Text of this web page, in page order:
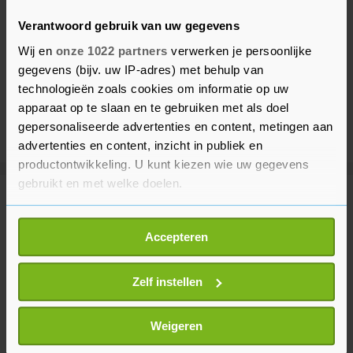
Verantwoord gebruik van uw gegevens
Wij en onze 1022 partners verwerken je persoonlijke
gegevens (bijv. uw IP-adres) met behulp van
technologieën zoals cookies om informatie op uw
apparaat op te slaan en te gebruiken met als doel
gepersonaliseerde advertenties en content, metingen aan
advertenties en content, inzicht in publiek en
productontwikkeling. U kunt kiezen wie uw gegevens
gebruikt en met welke doelen.
Als u het toestaat, willen we ook graag:
Informatie verzamelen over uw geografische
locatie, die tot een paar meter nauwkeurig kan zijn
Uw apparaat identificeren door het actief te
scannen op specifieke eigenschappen (fingerprinting)
Lees meer over hoe uw persoonlijke gegevens worden
verwerkt en stel uw voorkeuren in het
Accepteren
Zelf instellen
Weigeren
Meer uit Voetbal
Afrikaanse voetbalbond blijft FIFA-
voorzitter Infantino steunen